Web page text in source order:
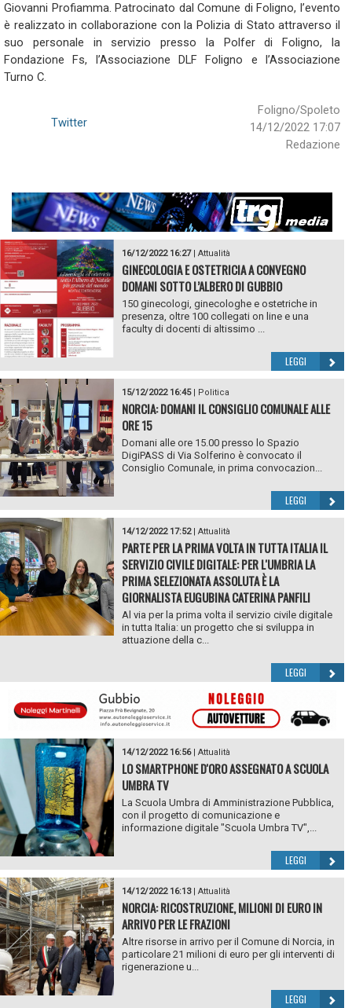
Giovanni Profiamma. Patrocinato dal Comune di Foligno, l’evento
è realizzato in collaborazione con la Polizia di Stato attraverso il
suo personale in servizio presso la Polfer di Foligno, la
Fondazione Fs, l’Associazione DLF Foligno e l’Associazione
Turno C.
Foligno/Spoleto
14/12/2022 17:07
Redazione
Twitter
16/12/2022 16:27| Attualità
GINECOLOGIA E OSTETRICIA A CONVEGNO
DOMANI SOTTO L’ALBERO DI GUBBIO
150 ginecologi, ginecologhe e ostetriche in
presenza, oltre 100 collegati on line e una
faculty di docenti di altissimo ...
LEGGI
15/12/2022 16:45| Politica
NORCIA: DOMANI IL CONSIGLIO COMUNALE ALLE
ORE 15
Domani alle ore 15.00 presso lo Spazio
DigiPASS di Via Solferino è convocato il
Consiglio Comunale, in prima convocazion...
LEGGI
14/12/2022 17:52| Attualità
PARTE PER LA PRIMA VOLTA IN TUTTA ITALIA IL
SERVIZIO CIVILE DIGITALE: PER L'UMBRIA LA
PRIMA SELEZIONATA ASSOLUTA È LA
GIORNALISTA EUGUBINA CATERINA PANFILI
Al via per la prima volta il servizio civile digitale
in tutta Italia: un progetto che si sviluppa in
attuazione della c...
LEGGI
14/12/2022 16:56| Attualità
LO SMARTPHONE D'ORO ASSEGNATO A SCUOLA
UMBRA TV
La Scuola Umbra di Amministrazione Pubblica,
con il progetto di comunicazione e
informazione digitale "Scuola Umbra TV",...
LEGGI
14/12/2022 16:13| Attualità
NORCIA: RICOSTRUZIONE, MILIONI DI EURO IN
ARRIVO PER LE FRAZIONI
Altre risorse in arrivo per il Comune di Norcia, in
particolare 21 milioni di euro per gli interventi di
rigenerazione u...
LEGGI